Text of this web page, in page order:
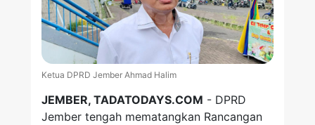
Ketua DPRD Jember Ahmad Halim
JEMBER, TADATODAYS.COM - DPRD
Jember tengah mematangkan Rancangan